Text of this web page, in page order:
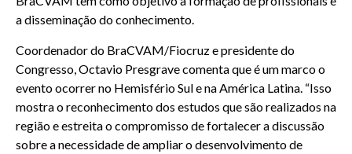
a disseminação do conhecimento.
Coordenador do BraCVAM/Fiocruz e presidente do
Congresso, Octavio Presgrave comenta que é um marco o
evento ocorrer no Hemisfério Sul e na América Latina. “Isso
mostra o reconhecimento dos estudos que são realizados na
região e estreita o compromisso de fortalecer a discussão
sobre a necessidade de ampliar o desenvolvimento de